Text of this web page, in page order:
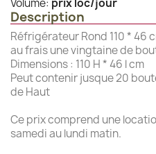
Volume: prix loc/jour
Description
Réfrigérateur Rond 110 * 46
au frais une vingtaine de
Dimensions : 110 H * 46 l cm
Peut contenir jusque 20
de Haut
Ce prix comprend une
samedi au lundi matin.